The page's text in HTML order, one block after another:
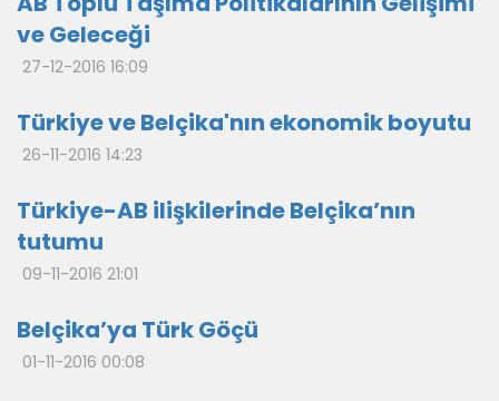
ve Geleceği
27-12-2016 16:09
Türkiye ve Belçika'nın ekonomik boyutu
26-11-2016 14:23
Türkiye-AB ilişkilerinde Belçika’nın
tutumu
09-11-2016 21:01
Belçika’ya Türk Göçü
01-11-2016 00:08